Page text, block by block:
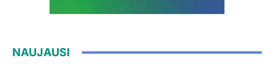
NAUJAUSI